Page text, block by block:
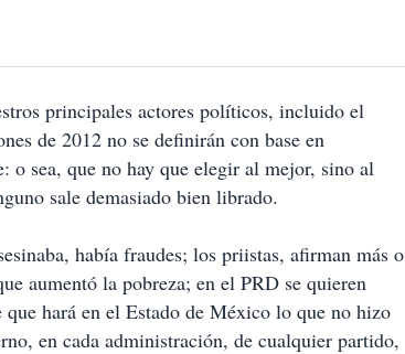
principales actores políticos, incluido el
de 2012 no se definirán con base en
o sea, que no hay que elegir al mejor, sino al
sale demasiado bien librado.
había fraudes; los priistas, afirman más o
aumentó la pobreza; en el PRD se quieren
que hará en el Estado de México lo que no hizo
en cada administración, de cualquier partido,